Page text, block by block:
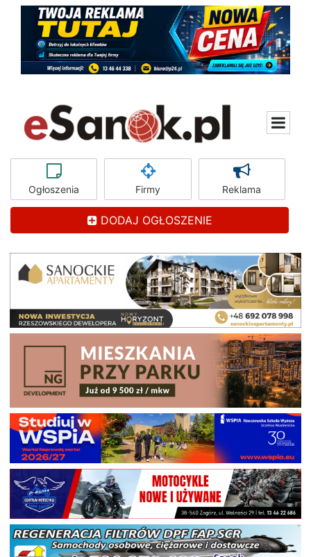
Ogłoszenia Firmy Reklama
DODAJ OGŁOSZENIE